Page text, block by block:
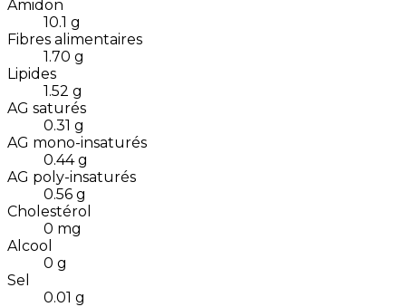
Amidon
10.1 g
Fibres alimentaires
1.70 g
Lipides
1.52 g
AG saturés
0.31 g
AG mono-insaturés
0.44 g
AG poly-insaturés
0.56 g
Cholestérol
0 mg
Alcool
0 g
Sel
0.01 g